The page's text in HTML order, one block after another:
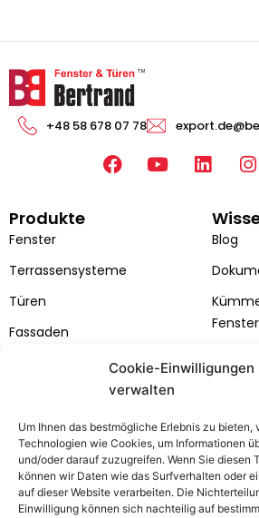
Cookie-Einwilligungen
verwalten
Um Ihnen das bestmögliche Erlebnis zu bieten,
Technologien wie Cookies, um Informationen
und/oder darauf zuzugreifen. Wenn Sie diesen
können wir Daten wie das Surfverhalten oder
auf dieser Website verarbeiten. Die
Einwilligung können sich nachteilig auf
+48 58 678 07 78
F
o
Y
L
e
n
I
t
r
a
m
Produkte
Fenster
Terrassensysteme
Türen
Fassaden
Farben von Fenstern und
Blog
Fenster
Bertrand
Über das Unternehmen
Projekte